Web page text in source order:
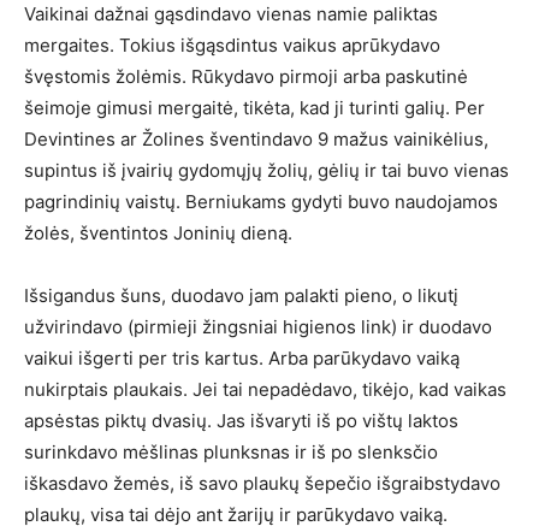
Vaikinai dažnai gąsdindavo vienas namie paliktas
mergaites. Tokius išgąsdintus vaikus aprūkydavo
švęstomis žolėmis. Rūkydavo pirmoji arba paskutinė
šeimoje gimusi mergaitė, tikėta, kad ji turinti galių. Per
Devintines ar Žolines šventindavo 9 mažus vainikėlius,
supintus iš įvairių gydomųjų žolių, gėlių ir tai buvo vienas
pagrindinių vaistų. Berniukams gydyti buvo naudojamos
žolės, šventintos Joninių dieną.
Išsigandus šuns, duodavo jam palakti pieno, o likutį
užvirindavo (pirmieji žingsniai higienos link) ir duodavo
vaikui išgerti per tris kartus. Arba parūkydavo vaiką
nukirptais plaukais. Jei tai nepadėdavo, tikėjo, kad vaikas
apsėstas piktų dvasių. Jas išvaryti iš po vištų laktos
surinkdavo mėšlinas plunksnas ir iš po slenksčio
iškasdavo žemės, iš savo plaukų šepečio išgraibstydavo
plaukų, visa tai dėjo ant žarijų ir parūkydavo vaiką.